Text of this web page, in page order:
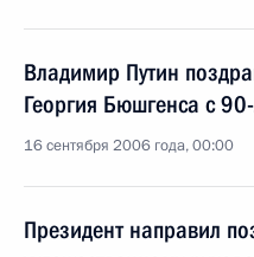
Владимир Путин
Георгия Бюшгенса с
16 сентября 2006 года, 00:00
Президент направил